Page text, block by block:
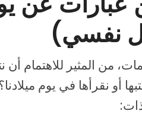
نفسي)
من المثير للاهتمام أن
أو نقرأها في يوم